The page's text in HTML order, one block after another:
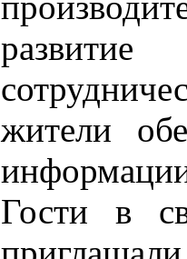
жители
Гости в